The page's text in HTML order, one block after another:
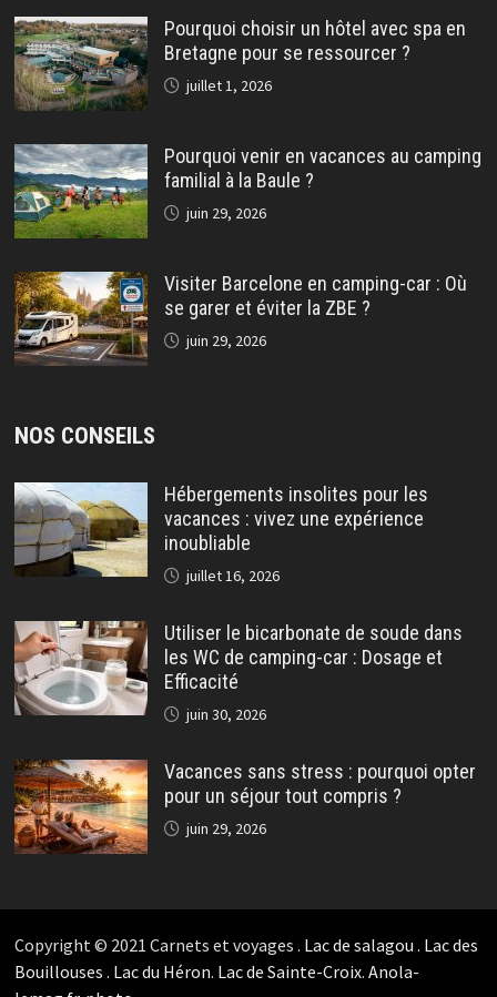
Pourquoi choisir un hôtel avec spa en
Bretagne pour se ressourcer ?
juillet 1, 2026
Pourquoi venir en vacances au camping
familial à la Baule ?
juin 29, 2026
Visiter Barcelone en camping-car : Où
se garer et éviter la ZBE ?
juin 29, 2026
NOS CONSEILS
Hébergements insolites pour les
vacances : vivez une expérience
inoubliable
juillet 16, 2026
Utiliser le bicarbonate de soude dans
les WC de camping-car : Dosage et
Efficacité
juin 30, 2026
Vacances sans stress : pourquoi opter
pour un séjour tout compris ?
juin 29, 2026
Copyright © 2021 Carnets et voyages . Lac de salagou . Lac des
Bouillouses . Lac du Héron. Lac de Sainte-Croix.Anola-